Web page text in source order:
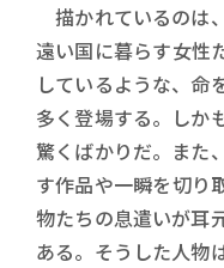
描かれているのは
遠い国に暮らす女性
しているような、命
多く登場する。しか
驚くばかりだ。また
す作品や一瞬を切り
物たちの息遣いが耳
ある。そうした人物